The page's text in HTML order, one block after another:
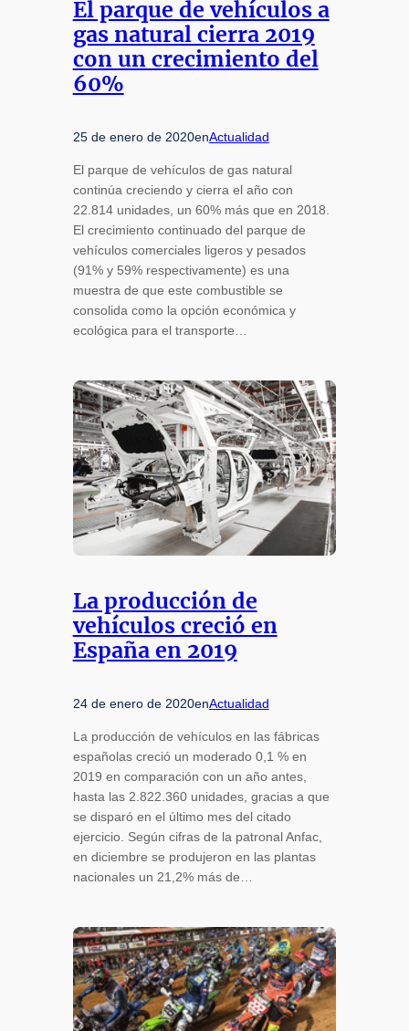
El parque de vehículos a
gas natural cierra 2019
con un crecimiento del
60%
25 de enero de 2020enActualidad
El parque de vehículos de gas natural
continúa creciendo y cierra el año con
22.814 unidades, un 60% más que en 2018.
El crecimiento continuado del parque de
vehículos comerciales ligeros y pesados
(91% y 59% respectivamente) es una
muestra de que este combustible se
consolida como la opción económica y
ecológica para el transporte…
La producción de
vehículos creció en
España en 2019
24 de enero de 2020enActualidad
La producción de vehículos en las fábricas
españolas creció un moderado 0,1 % en
2019 en comparación con un año antes,
hasta las 2.822.360 unidades, gracias a que
se disparó en el último mes del citado
ejercicio. Según cifras de la patronal Anfac,
en diciembre se produjeron en las plantas
nacionales un 21,2% más de…